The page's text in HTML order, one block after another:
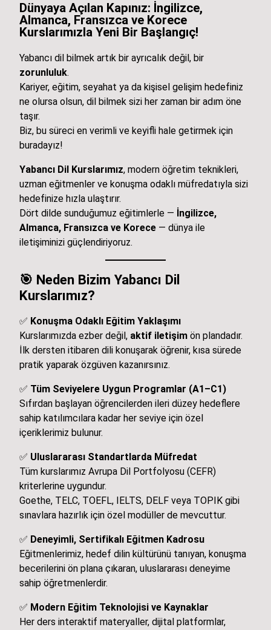
Dünyaya Açılan Kapınız: İngilizce,
Almanca, Fransızca ve Korece
Kurslarımızla Yeni Bir Başlangıç!
Yabancı dil bilmek artık bir ayrıcalık değil, bir
zorunluluk.
Kariyer, eğitim, seyahat ya da kişisel gelişim hedefiniz
ne olursa olsun, dil bilmek sizi her zaman bir adım öne
taşır.
Biz, bu süreci en verimli ve keyifli hale getirmek için
buradayız!
Yabancı Dil Kurslarımız, modern öğretim teknikleri,
uzman eğitmenler ve konuşma odaklı müfredatıyla sizi
hedefinize hızla ulaştırır.
Dört dilde sunduğumuz eğitimlerle — İngilizce,
Almanca, Fransızca ve Korece — dünya ile
iletişiminizi güçlendiriyoruz.
🎯 Neden Bizim Yabancı Dil
Kurslarımız?
✅ Konuşma Odaklı Eğitim Yaklaşımı
Kurslarımızda ezber değil, aktif iletişim ön plandadır.
İlk dersten itibaren dili konuşarak öğrenir, kısa sürede
pratik yaparak özgüven kazanırsınız.
✅ Tüm Seviyelere Uygun Programlar (A1–C1)
Sıfırdan başlayan öğrencilerden ileri düzey hedeflere
sahip katılımcılara kadar her seviye için özel
içeriklerimiz bulunur.
✅ Uluslararası Standartlarda Müfredat
Tüm kurslarımız Avrupa Dil Portfolyosu (CEFR)
kriterlerine uygundur.
Goethe, TELC, TOEFL, IELTS, DELF veya TOPIK gibi
sınavlara hazırlık için özel modüller de mevcuttur.
✅ Deneyimli, Sertifikalı Eğitmen Kadrosu
Eğitmenlerimiz, hedef dilin kültürünü tanıyan, konuşma
becerilerini ön plana çıkaran, uluslararası deneyime
sahip öğretmenlerdir.
✅ Modern Eğitim Teknolojisi ve Kaynaklar
Her ders interaktif materyaller, dijital platformlar,